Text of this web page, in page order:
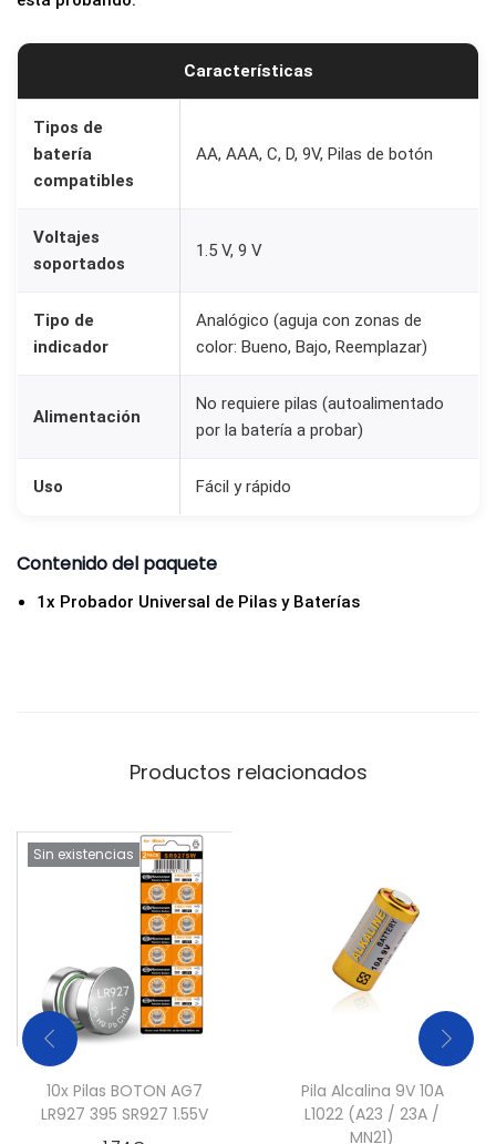
Características
Tipos de
batería
compatibles
AA, AAA, C, D, 9V, Pilas de botón
Voltajes
soportados
1.5 V, 9 V
Tipo de
indicador
Analógico (aguja con zonas de
color: Bueno, Bajo, Reemplazar)
Alimentación
No requiere pilas (autoalimentado
por la batería a probar)
Uso Fácil y rápido
Contenido del paquete
1x Probador Universal de Pilas y Baterías
Productos relacionados
Sin existencias
10x Pilas BOTON AG7
LR927 395 SR927 1.55V
Pila Alcalina 9V 10A
L1022 (A23 / 23A /
MN21)